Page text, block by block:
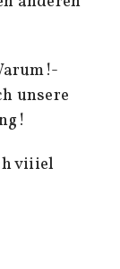
unsere
viiiel